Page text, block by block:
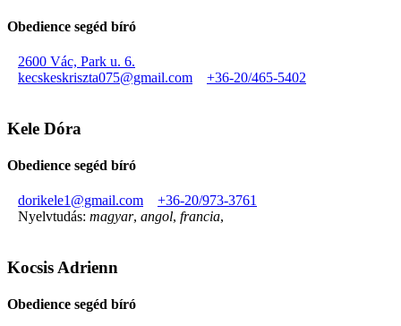
Obedience segéd bíró
2600 Vác, Park u. 6.
kecskeskriszta075@gmail.com
+36-20/465-5402
Kele Dóra
Obedience segéd bíró
dorikele1@gmail.com
+36-20/973-3761
Nyelvtudás: magyar, angol, francia,
Kocsis Adrienn
Obedience segéd bíró